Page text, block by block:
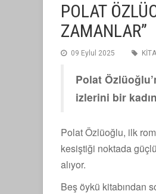
POLAT
ZAMANLAR”
09 Eylul 2025
Polat
izlerini bir
Polat Özlüoğlu, ilk
kesiştiği noktada
alıyor.
Beş öykü kitabından